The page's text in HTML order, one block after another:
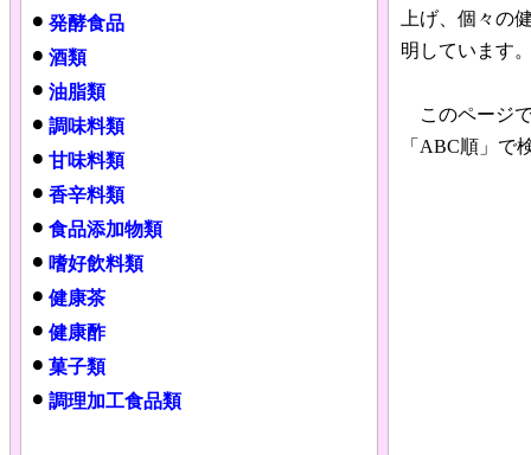
上げ、個々の
明しています
このページ
「ABC順」で
発酵食品
酒類
油脂類
調味料類
甘味料類
香辛料類
食品添加物類
嗜好飲料類
健康茶
健康酢
菓子類
調理加工食品類